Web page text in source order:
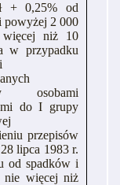
+ 0,25% od
powyżej 2 000
niż 10
w przypadku
osobami
do I grupy
przepisów
lipca 1983 r.
od spadków i
nie więcej niż